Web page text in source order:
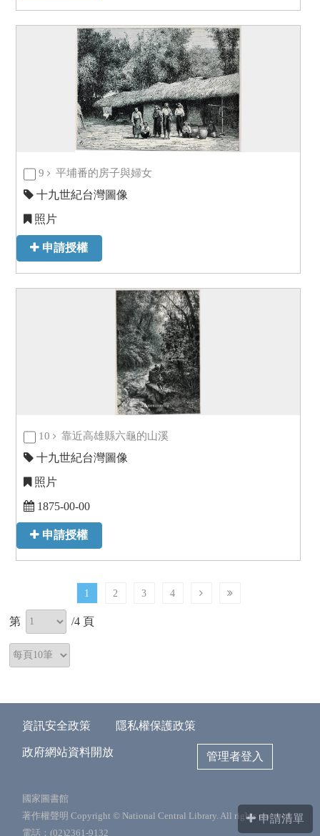
9 平埔番的房子與婦女
十九世紀台灣圖像
照片
申請授權
10 靠近高雄縣六龜的山溪
十九世紀台灣圖像
照片
1875-00-00
申請授權
1 2 3 4
第 /4 頁
資訊安全政策 隱私權保護政策
政府網站資料開放 管理者登入
國家圖書館
著作權聲明 Copyright © National Central Library. All rights reserved.
電話：(02)2361-9132
申請清單